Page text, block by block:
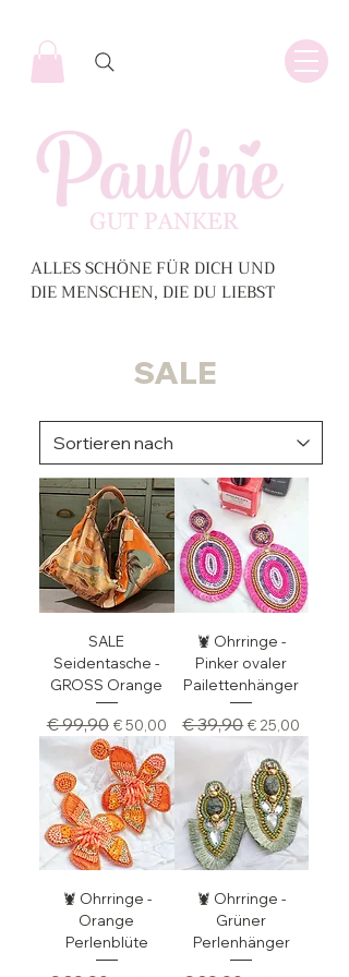
ALLES SCHÖNE FÜR DICH UND
DIE MENSCHEN, DIE DU LIEBST
SALE
SALE
Seidentasche -
GROSS Orange
Standardpreis
€ 99,90 Sale-Preis
€ 50,00
🦞 Ohrringe -
Pinker ovaler
Pailettenhänger
Standardpreis
€ 39,90 Sale-Preis
€ 25,00
🦞 Ohrringe -
Orange
Perlenblüte
🦞 Ohrringe -
Grüner
Perlenhänger